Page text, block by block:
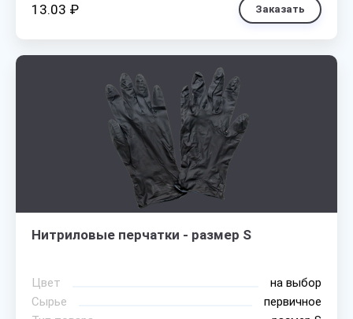
13.03 ₽ Заказать
Нитриловые перчатки - размер S
Цвет
на выбор
Сырье
первичное